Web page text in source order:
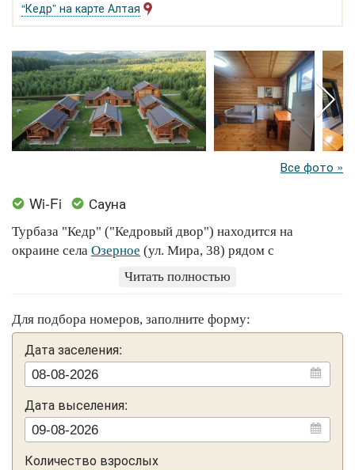
“Кедр” на карте Алтая
Все фото »
Wi-Fi Сауна
Турбаза "Кедр" ("Кедровый двор") находится на
окраине села Озерное (ул. Мира, 38) рядом с
Манжерокским озером
Для размещения гостей предлагаются отдельные
коттеджи из алтайского кедра с небольшими верандами
и санузлами с душевыми кабинами. На территории базы
есть места с мангалами, баня.
Читать полностью
Для подбора номеров, заполните форму:
Дата заселения:
Дата выселения:
Количество взрослых